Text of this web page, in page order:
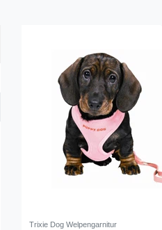
Trixie Dog Welpengarnitur